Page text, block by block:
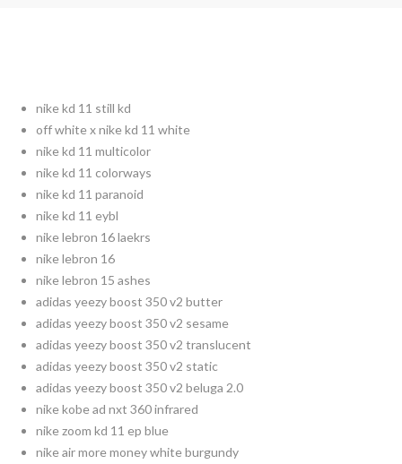
nike kd 11 still kd
off white x nike kd 11 white
nike kd 11 multicolor
nike kd 11 colorways
nike kd 11 paranoid
nike kd 11 eybl
nike lebron 16 laekrs
nike lebron 16
nike lebron 15 ashes
adidas yeezy boost 350 v2 butter
adidas yeezy boost 350 v2 sesame
adidas yeezy boost 350 v2 translucent
adidas yeezy boost 350 v2 static
adidas yeezy boost 350 v2 beluga 2.0
nike kobe ad nxt 360 infrared
nike zoom kd 11 ep blue
nike air more money white burgundy